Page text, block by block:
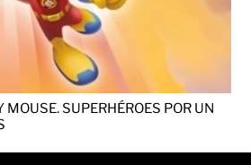
SUPERHÉROES POR UN